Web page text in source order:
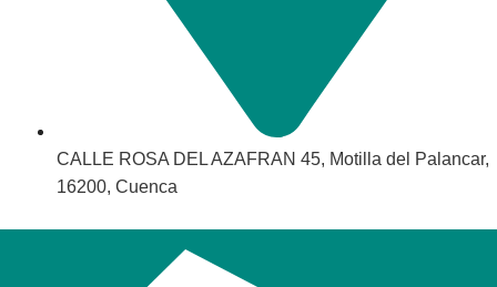
CALLE ROSA DEL AZAFRAN 45, Motilla del Palancar,
16200, Cuenca